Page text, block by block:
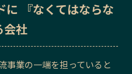
茨城エリア
群馬エリア
千葉エリア
多摩エリア
に 『なくてはならな
会社
事業の一端を担っていると